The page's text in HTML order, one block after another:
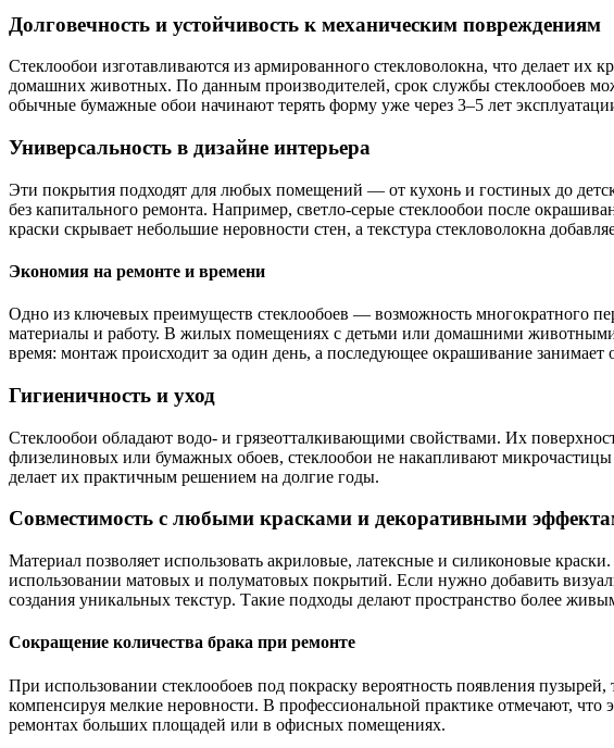
Долговечность и устойчивость к механическим повреждениям
Стеклообои изготавливаются из армированного стекловолокна, что делает
домашних животных. По данным производителей, срок службы стеклообоев
обычные бумажные обои начинают терять форму уже через 3–5 лет
Универсальность в дизайне интерьера
Эти покрытия подходят для любых помещений — от кухонь и гостиных до
без капитального ремонта. Например, светло-серые стеклообои после
краски скрывает небольшие неровности стен, а текстура стекловолокна
Экономия на ремонте и времени
Одно из ключевых преимуществ стеклообоев — возможность многократного
материалы и работу. В жилых помещениях с детьми или домашними животными
время: монтаж происходит за один день, а последующее окрашивание занимает
Гигиеничность и уход
Стеклообои обладают водо- и грязеотталкивающими свойствами. Их
флизелиновых или бумажных обоев, стеклообои не накапливают
делает их практичным решением на долгие годы.
Совместимость с любыми красками и декоративными
Материал позволяет использовать акриловые, латексные и силиконовые
использовании матовых и полуматовых покрытий. Если нужно добавить
создания уникальных текстур. Такие подходы делают пространство более
Сокращение количества брака при ремонте
При использовании стеклообоев под покраску вероятность появления
компенсируя мелкие неровности. В профессиональной практике отмечают,
ремонтах больших площадей или в офисных помещениях.